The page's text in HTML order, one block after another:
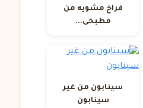
فراخ مشويه من
مطبخى...
سينابون من غير
سينابون